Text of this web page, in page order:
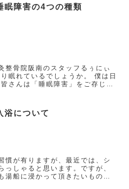
眠障害の4つの種類
整骨院阪南のスタッフるぅにぃ
眠れているでしょうか。 僕は日
さんは「睡眠障害」をご存じで
浴について
慣が有りますが、最近では、シ
っしゃると思います。ですが、
湯船に浸かって頂きたいもので